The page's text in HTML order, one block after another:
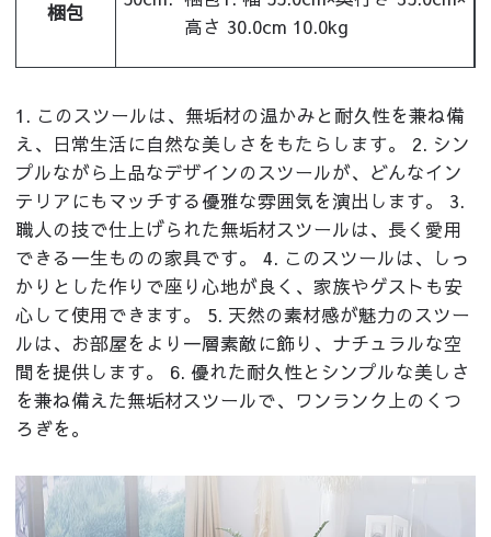
梱包
高さ 30.0cm 10.0kg
1. このスツールは、無垢材の温かみと耐久性を兼ね備
え、日常生活に自然な美しさをもたらします。 2. シン
プルながら上品なデザインのスツールが、どんなイン
テリアにもマッチする優雅な雰囲気を演出します。 3.
職人の技で仕上げられた無垢材スツールは、長く愛用
できる一生ものの家具です。 4. このスツールは、しっ
かりとした作りで座り心地が良く、家族やゲストも安
心して使用できます。 5. 天然の素材感が魅力のスツー
ルは、お部屋をより一層素敵に飾り、ナチュラルな空
間を提供します。 6. 優れた耐久性とシンプルな美しさ
を兼ね備えた無垢材スツールで、ワンランク上のくつ
ろぎを。